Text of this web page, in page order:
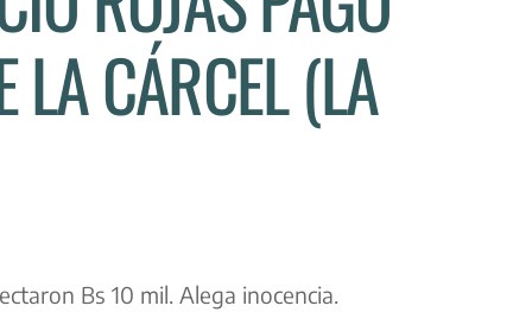
LA CÁRCEL (LA
Bs 10 mil. Alega inocencia.